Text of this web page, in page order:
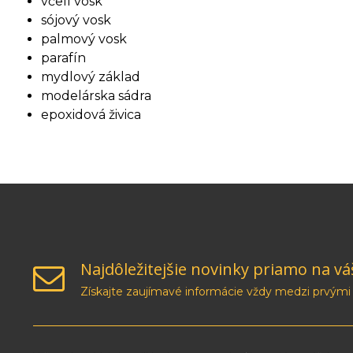
sójový vosk
palmový vosk
parafín
mydlový základ
modelárska sádra
epoxidová živica
Najdôležitejšie novinky priamo na
Získajte zaujímavé informácie vždy medzi prvými